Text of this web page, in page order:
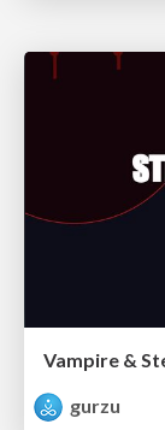
gurzu